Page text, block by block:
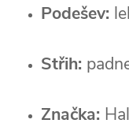
Podešev:
Střih:
Značka: